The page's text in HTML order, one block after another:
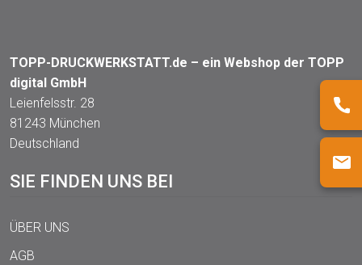
TOPP-DRUCKWERKSTATT.de – ein Webshop der TOPP
digital GmbH
Leienfelsstr. 28
81243 München
Deutschland
SIE FINDEN UNS BEI
ÜBER UNS
AGB